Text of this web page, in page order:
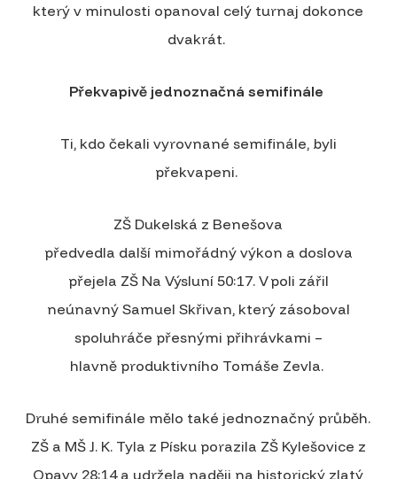
který v minulosti opanoval celý turnaj dokonce
dvakrát.
Překvapivě jednoznačná semifinále
Ti, kdo čekali vyrovnané semifinále, byli
překvapeni.
ZŠ Dukelská z Benešova
předvedla další mimořádný výkon a doslova
přejela ZŠ Na Výsluní 50:17. V poli zářil
neúnavný Samuel Skřivan, který zásoboval
spoluhráče přesnými přihrávkami –
hlavně produktivního Tomáše Zevla.
Druhé semifinále mělo také jednoznačný průběh.
ZŠ a MŠ J. K. Tyla z Písku porazila ZŠ Kylešovice z
Opavy 28:14 a udržela naději na historický zlatý